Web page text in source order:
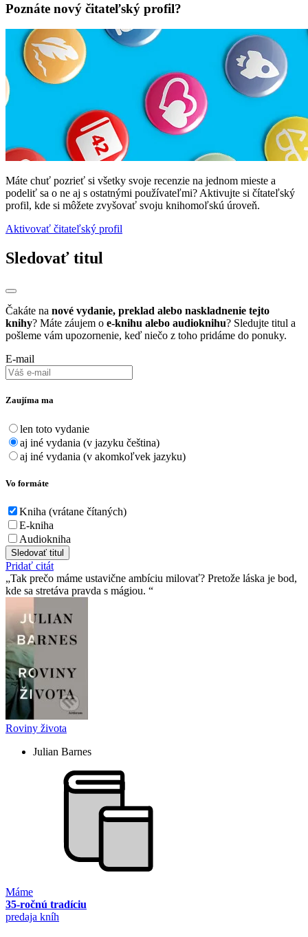
Poznáte nový čitateľský profil?
Máte chuť pozrieť si všetky svoje recenzie na jednom mieste a
podeliť sa o ne aj s ostatnými používateľmi? Aktivujte si čítateľský
profil, kde si môžete zvyšovať svoju knihomoľskú úroveň.
Aktivovať čitateľský profil
Sledovať titul
Čakáte na nové vydanie, preklad alebo naskladnenie tejto
knihy? Máte záujem o e-knihu alebo audioknihu? Sledujte titul a
pošleme vám upozornenie, keď niečo z toho pridáme do ponuky.
E-mail
Zaujíma ma
len toto vydanie
aj iné vydania (v jazyku čeština)
aj iné vydania (v akomkoľvek jazyku)
Vo formáte
Kniha (vrátane čítaných)
E-kniha
Audiokniha
Sledovať titul
Pridať citát
Tak prečo máme ustavične ambíciu milovať? Pretože láska je bod,
kde sa stretáva pravda s mágiou.
Roviny života
Julian Barnes
Máme
35-ročnú tradíciu
predaja kníh